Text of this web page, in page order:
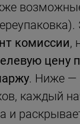
комиссии,
цену
. Ниже —
каждый
и